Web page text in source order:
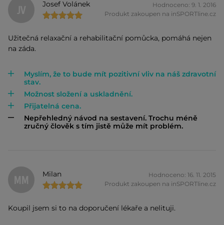
JV Josef Volánek
Hodnoceno: 9. 1. 2016
Produkt zakoupen na inSPORTline.cz
Užitečná relaxační a rehabilitační pomůcka, pomáhá nejen
na záda.
Myslím, že to bude mít pozitivní vliv na náš zdravotní
stav.
Možnost složení a uskladnění.
Přijatelná cena.
Nepřehledný návod na sestavení. Trochu méně
zručný člověk s tím jistě může mít problém.
MM Milan
Hodnoceno: 16. 11. 2015
Produkt zakoupen na inSPORTline.cz
Koupil jsem si to na doporučení lékaře a nelituji.